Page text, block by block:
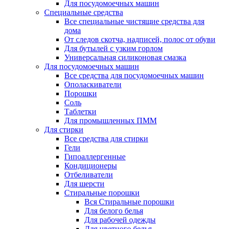
Для посудомоечных машин
Специальные средства
Все специальные чистящие средства для
дома
От следов скотча, надписей, полос от обуви
Для бутылей с узким горлом
Универсальная силиконовая смазка
Для посудомоечных машин
Все средства для посудомоечных машин
Ополаскиватели
Порошки
Соль
Таблетки
Для промышленных ПММ
Для стирки
Все средства для стирки
Гели
Гипоаллергенные
Кондиционеры
Отбеливатели
Для шерсти
Стиральные порошки
Вся Стиральные порошки
Для белого белья
Для рабочей одежды